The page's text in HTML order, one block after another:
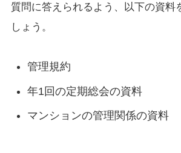
質問に答えられるよう、以下の資料
しょう。
管理規約
年1回の定期総会の資料
マンションの管理関係の資料